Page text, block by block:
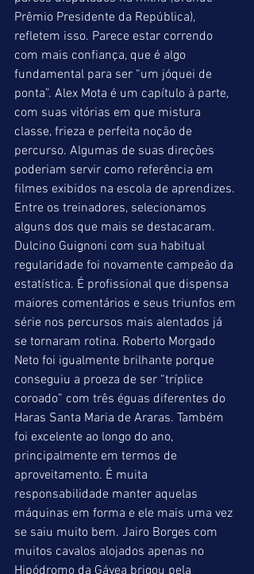
Prêmio Presidente da República),
refletem isso. Parece estar correndo
com mais confiança, que é algo
fundamental para ser “um jóquei de
ponta”. Alex Mota é um capítulo à parte,
com suas vitórias em que mistura
classe, frieza e perfeita noção de
percurso. Algumas de suas direções
poderiam servir como referência em
filmes exibidos na escola de aprendizes.
Entre os treinadores, selecionamos
alguns dos que mais se destacaram.
Dulcino Guignoni com sua habitual
regularidade foi novamente campeão da
estatística. É profissional que dispensa
maiores comentários e seus triunfos em
série nos percursos mais alentados já
se tornaram rotina. Roberto Morgado
Neto foi igualmente brilhante porque
conseguiu a proeza de ser “tríplice
coroado” com três éguas diferentes do
Haras Santa Maria de Araras. Também
foi excelente ao longo do ano,
principalmente em termos de
aproveitamento. É muita
responsabilidade manter aquelas
máquinas em forma e ele mais uma vez
se saiu muito bem. Jairo Borges com
muitos cavalos alojados apenas no
Hipódromo da Gávea brigou pela